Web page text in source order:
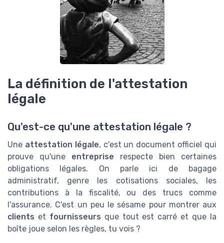
La définition de l'attestation
légale
Qu'est-ce qu'une attestation légale ?
Une attestation légale, c'est un document officiel qui
prouve qu'une entreprise respecte bien certaines
obligations légales. On parle ici de bagage
administratif, genre les cotisations sociales, les
contributions à la fiscalité, ou des trucs comme
l'assurance. C'est un peu le sésame pour montrer aux
clients et fournisseurs que tout est carré et que la
boîte joue selon les règles, tu vois ?